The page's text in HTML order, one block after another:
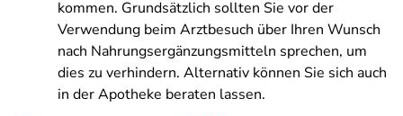
kommen. Grundsätzlich sollten Sie vor der
Verwendung beim Arztbesuch über Ihren Wunsch
nach Nahrungsergänzungsmitteln sprechen, um
dies zu verhindern. Alternativ können Sie sich auch
in der Apotheke beraten lassen.